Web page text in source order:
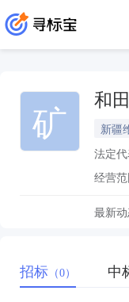
矿 和
新疆
法定代
经营范
最新动
招标 （0） 中